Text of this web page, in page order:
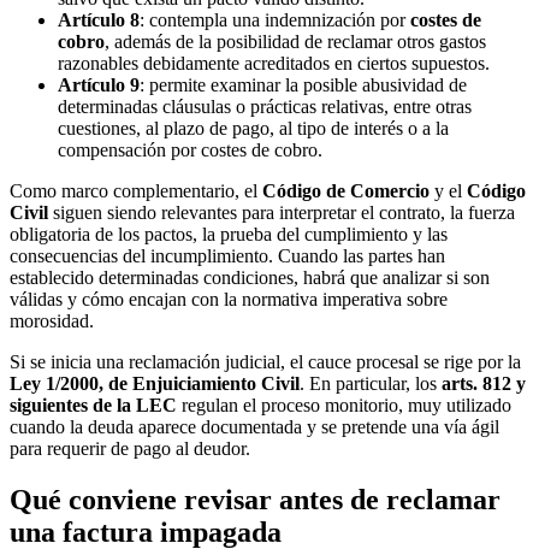
Artículo 8: contempla una indemnización porcostes de
cobro, además de la posibilidad de reclamar otros gastos
razonables debidamente acreditados en ciertos supuestos.
Artículo 9: permite examinar la posible abusividad de
determinadas cláusulas o prácticas relativas, entre otras
cuestiones, al plazo de pago, al tipo de interés o a la
compensación por costes de cobro.
Como marco complementario, el Código de Comercio y el Código
Civil siguen siendo relevantes para interpretar el contrato, la fuerza
obligatoria de los pactos, la prueba del cumplimiento y las
consecuencias del incumplimiento. Cuando las partes han
establecido determinadas condiciones, habrá que analizar si son
válidas y cómo encajan con la normativa imperativa sobre
morosidad.
Si se inicia una reclamación judicial, el cauce procesal se rige por la
Ley 1/2000, de Enjuiciamiento Civil. En particular, los arts. 812 y
siguientes de la LEC regulan el proceso monitorio, muy utilizado
cuando la deuda aparece documentada y se pretende una vía ágil
para requerir de pago al deudor.
Qué conviene revisar antes de reclamar
una factura impagada